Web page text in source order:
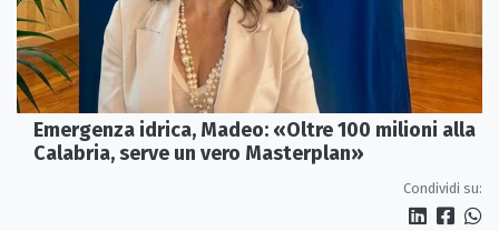
Emergenza idrica, Madeo: «Oltre 100 milioni alla
Calabria, serve un vero Masterplan»
Condividi su: